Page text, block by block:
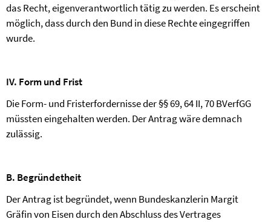
das Recht, eigenverantwortlich tätig zu werden. Es erscheint
möglich, dass durch den Bund in diese Rechte eingegriffen
wurde.
IV. Form und Frist
Die Form- und Fristerfordernisse der §§ 69, 64 II, 70 BVerfGG
müssten eingehalten werden. Der Antrag wäre demnach
zulässig.
B. Begründetheit
Der Antrag ist begründet, wenn Bundeskanzlerin Margit
Gräfin von Eisendurch den Abschluss des Vertrages